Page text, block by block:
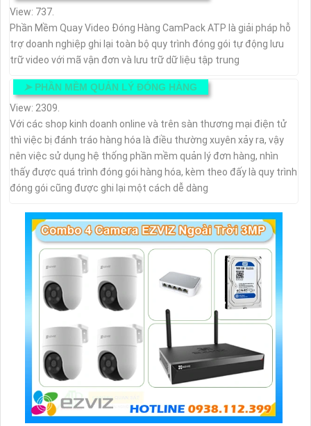
View: 737.
Phần Mềm Quay Video Đóng Hàng CamPack ATP là giải pháp hỗ
trợ doanh nghiệp ghi lại toàn bộ quy trình đóng gói tự động lưu
trữ video với mã vận đơn và lưu trữ dữ liệu tập trung
➤ PHẦN MỀM QUẢN LÝ ĐÓNG HÀNG
View: 2309.
Với các shop kinh doanh online và trên sàn thương mại điện tử
thì việc bị đánh tráo hàng hóa là điều thường xuyên xảy ra, vậy
nên việc sử dụng hệ thống phần mềm quản lý đơn hàng, nhìn
thấy được quá trình đóng gói hàng hóa, kèm theo đấy là quy trình
đóng gói cũng được ghi lại một cách dễ dàng